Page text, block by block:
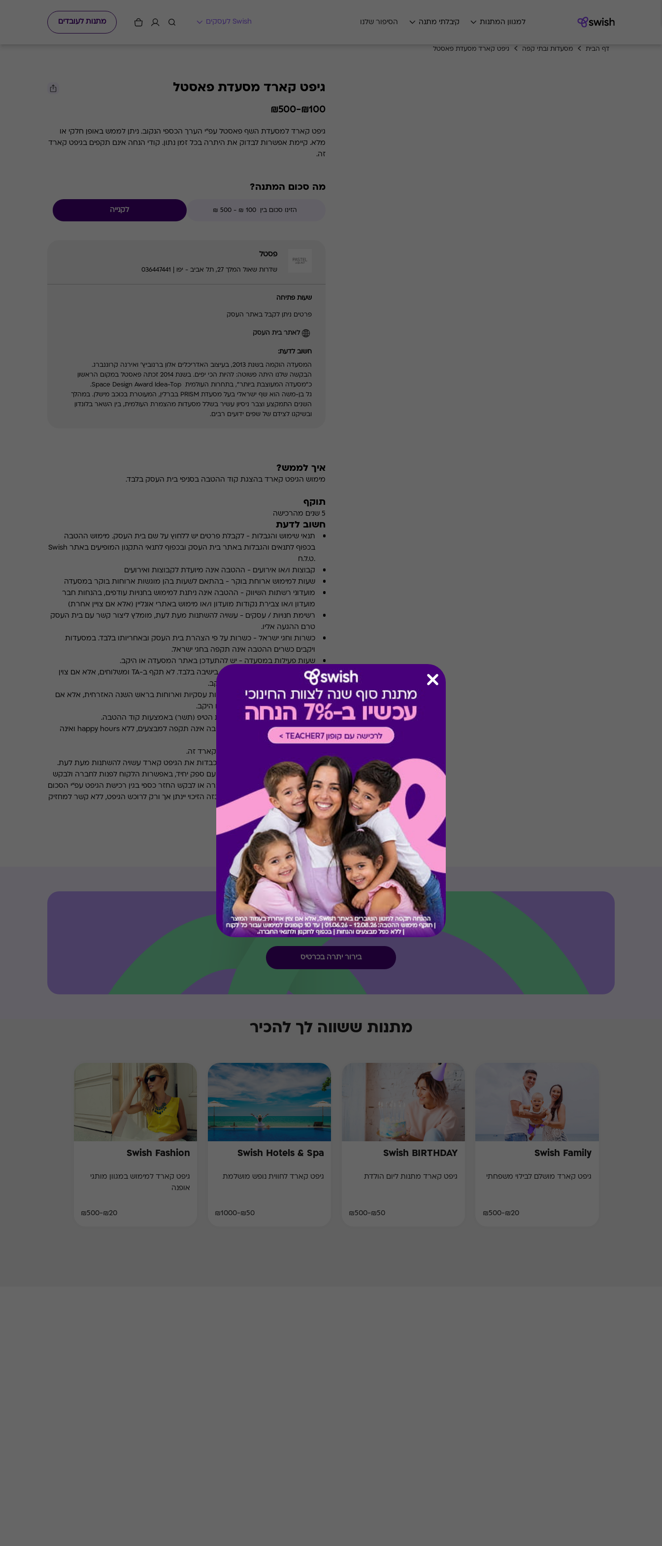
למגוון המתנות קיבלתי מתנה הסיפור שלנו Swish לעסקים מתנות לעובדים
דף הבית מסעדות ובתי קפה גיפט קארד מסעדת פאסטל
גיפט קארד מסעדת פאסטל
₪100-₪500
גיפט קארד למסעדת השף פאסטל עפ"י הערך הכספי הנקוב. ניתן לממש באופן חלקי או
מלא. קיימת אפשרות לבדוק את היתרה בכל זמן נתון. קודי הנחה אינם תקפים בגיפט קארד
זה.
מה סכום המתנה?
לקנייה
פסטל
שדרות שאול המלך 27, תל אביב - יפו | 036447441
שעות פתיחה
פרטים ניתן לקבל באתר העסק
לאתר בית העסק
חשוב לדעת:
המסעדה הוקמה בשנת 2013, בעיצוב האדריכלים אלון ברנוביץ' ואירנה קרוננברג.
הבקשה שלנו היתה פשוטה: להיות הכי יפים. בשנת 2014 זכתה פאסטל במקום הראשון
כ״מסעדה המעוצבת ביותר״, בתחרות העולמית Space Design Award Idea-Top.
גל בן-משה הוא שף ישראלי בעל מסעדת PRISM בברלין, המעוטרת בכוכב מישלן. במהלך
השנים התמקצע וצבר ניסיון עשיר בשלל מסעדות מהצמרת העולמית, בין השאר בלונדון
ובשיקגו לצידם של שפים ידועים רבים.
איך לממש?
מימוש הגיפט קארד בהצגת קוד ההטבה בסניפי בית העסק בלבד.
תוקף
5 שנים מהרכישה
חשוב לדעת
תנאי שימוש והגבלות - לקבלת פרטים יש ללחוץ על שם בית העסק. מימוש ההטבה
בכפוף לתנאים והגבלות באתר בית העסק ובכפוף לתנאי התקנון המופיעים באתר Swish
.ט.ל.ח
קבוצות ו/או אירועים - ההטבה אינה מיועדת לקבוצות ואירועים
שעות למימוש ארוחת בוקר -בהתאם לשעות בהן מוגשות ארוחות בוקר במסעדה
מועדוני רשתות השיווק - ההטבה אינה ניתנת למימוש בחנויות עודפים, בהנחות חבר
מועדון ו/או צבירת נקודות מועדון ו/או מימוש באתרי אונליין (אלא אם צויין אחרת)
רשימת חנויות / עסקים -עשויה להשתנות מעת לעת, מומלץ ליצור קשר עם בית העסק
טרם ההגעה אליו.
כשרות וחגי ישראל -כשרות על פי הצהרת בית העסק ובאחריותו בלבד. במסעדות
ויקבים כשרים ההטבה אינה תקפה בחגי ישראל.
שעות פעילות במסעדה -יש להתעדכן באתר המסעדה או היקב.
TA ומשלוחים במסעדות
תקף בישיבה בלבד. לא תקף ב-TA ומשלוחים, אלא אם צוין
אחרת במדיניות המסעדה או היקב.
ארוחות עסקיות- לא כולל ארוחות עסקיות וארוחות בראש השנה האזרחית, אלא אם
צוין אחרת במדיניות המסעדה או היקב.
תשלום תשר- לא ניתן לשלם את הטיפ (תשר) באמצעות קוד ההטבה.
מבצעים במסעדות/יקבים
ההטבה אינה תקפה למבצעים, ללא happy hours ואינה
כוללת 10% הנחה לתושבי אילת
* קודי הנחה אינם תקפים בגיפט קארד זה.
* מבוהר כי רשימת הספקים המכבדות את הגיפט קארד עשויה להשתנות מעת לעת.
* במקרה של ירידת ספק מגיפט עם ספק יחיד, באפשרות הלקוח לפנות לחברה ולבקש
כרטיס חלופי ממגוון כרטיסי החברה או לבקש החזר כספי בגין רכישת הגיפט עפ"י הסכום
ששולם בפועל לחברה (במקרה כזה הזיכוי יינתן אך ורק לרוכש הגיפט, ללא קשר למחזיק
הגיפט בפועל).
קיבלת מתנה כזו?
בירור יתרה בכרטיס
מתנות ששווה לך להכיר
Swish Family
גיפט קארד מושלם לבילוי משפחתי
₪20-₪500
Swish BIRTHDAY
גיפט קארד מתנות ליום הולדת
₪50-₪500
Swish Hotels & Spa
גיפט קארד לחווית נופש מושלמת
₪50-₪1000
Swish Fashion
גיפט קארד למימוש במגוון מותגי
אופנה
₪20-₪500